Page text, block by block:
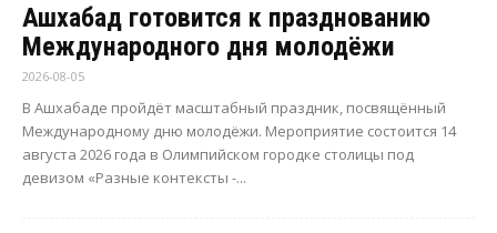
Ашхабад готовится к празднованию
Международного дня молодёжи
2026-08-05
В Ашхабаде пройдёт масштабный праздник, посвящённый
Международному дню молодёжи. Мероприятие состоится 14
августа 2026 года в Олимпийском городке столицы под
девизом «Разные контексты -...